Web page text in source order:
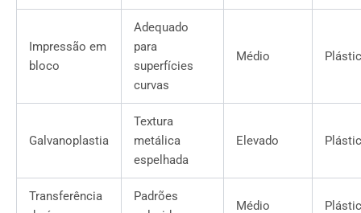
Impressão em
bloco
Adequado
para
superfícies
curvas
Médio
Galvanoplastia
Textura
metálica
espelhada
Elevado
Transferência
Padrões
Médio